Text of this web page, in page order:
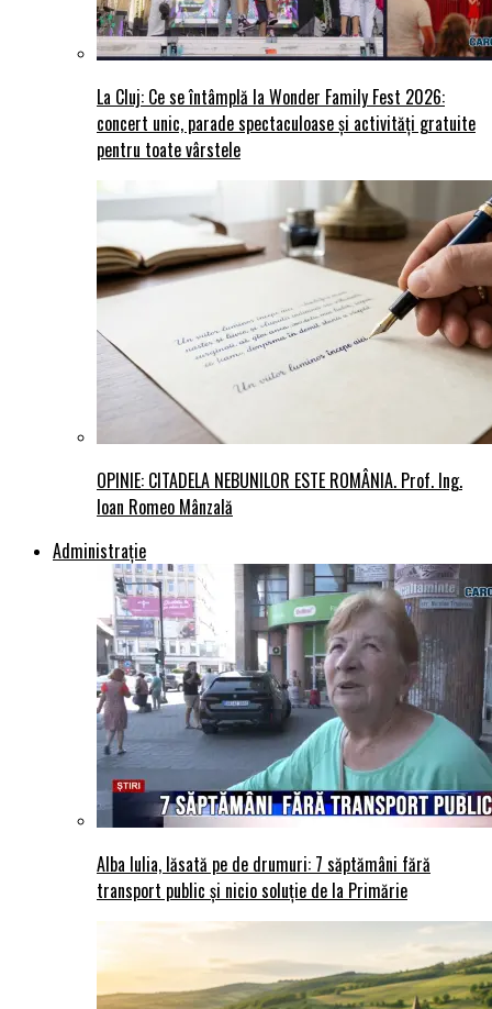
La Cluj: Ce se întâmplă la Wonder Family Fest 2026:
concert unic, parade spectaculoase și activități gratuite
pentru toate vârstele
OPINIE: CITADELA NEBUNILOR ESTE ROMÂNIA. Prof. Ing.
Ioan Romeo Mânzală
Administraţie
Alba Iulia, lăsată pe de drumuri: 7 săptămâni fără
transport public și nicio soluție de la Primărie